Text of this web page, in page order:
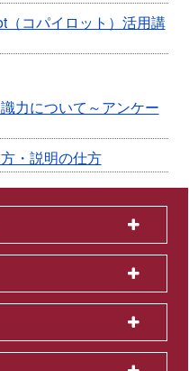
（コパイロット）活用講
力について～アンケー
・説明の仕方